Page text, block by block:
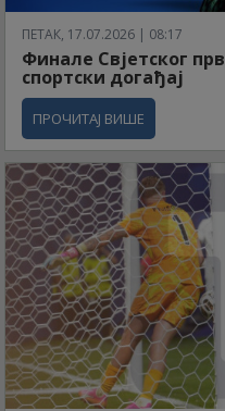
ПЕТАК, 17.07.2026 | 08:17
Финале Свјетског
спортски догађај
ПРОЧИТАЈ ВИШЕ